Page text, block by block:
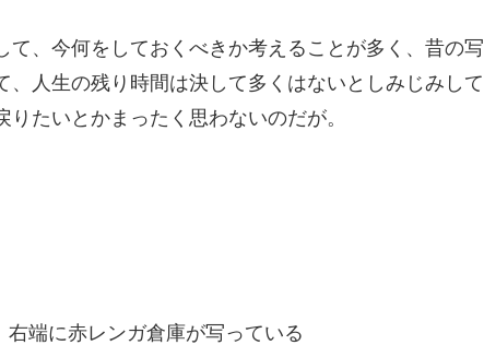
、今何をしておくべきか考えることが多く、昔の写
人生の残り時間は決して多くはないとしみじみして
たいとかまったく思わないのだが。
端に赤レンガ倉庫が写っている